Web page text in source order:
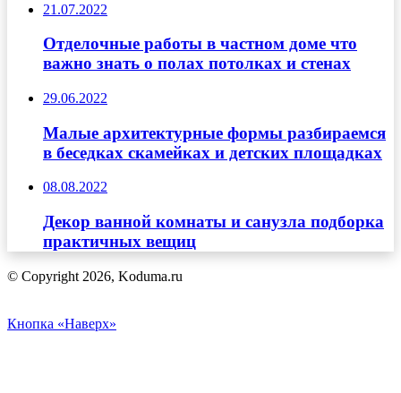
21.07.2022
Отделочные работы в частном доме что
важно знать о полах потолках и стенах
29.06.2022
Малые архитектурные формы разбираемся
в беседках скамейках и детских площадках
08.08.2022
Декор ванной комнаты и санузла подборка
практичных вещиц
© Copyright 2026, Koduma.ru
Кнопка «Наверх»